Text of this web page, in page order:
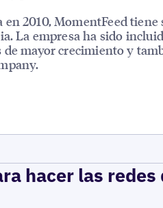
en 2010, MomentFeed tiene
La empresa ha sido
de mayor crecimiento y
hacer las